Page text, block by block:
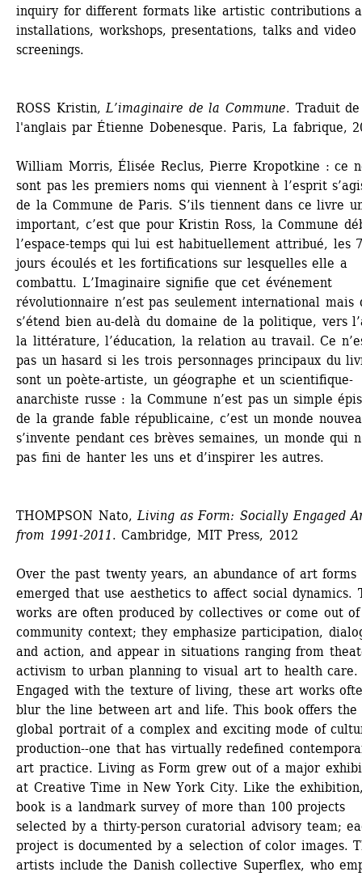
inquiry for different formats like artistic contributions
installations, workshops, presentations, talks and video
screenings.
ROSS Kristin, L’imaginaire de la Commune. Traduit de
l'anglais par Étienne Dobenesque. Paris, La fabrique,
William Morris, Élisée Reclus, Pierre Kropotkine : ce
sont pas les premiers noms qui viennent à l’esprit
de la Commune de Paris. S’ils tiennent dans ce livre
important, c’est que pour Kristin Ross, la Commune
l’espace-temps qui lui est habituellement attribué, les
jours écoulés et les fortifications sur lesquelles elle a
combattu. L’Imaginaire signifie que cet événement
révolutionnaire n’est pas seulement international mais
s’étend bien au-delà du domaine de la politique, vers
la littérature, l’éducation, la relation au travail. Ce
pas un hasard si les trois personnages principaux du
sont un poète-artiste, un géographe et un scientifique-
anarchiste russe : la Commune n’est pas un simple
de la grande fable républicaine, c’est un monde
s’invente pendant ces brèves semaines, un monde qui
pas fini de hanter les uns et d’inspirer les autres.
THOMPSON Nato, Living as Form: Socially Engaged
from 1991-2011. Cambridge, MIT Press, 2012
Over the past twenty years, an abundance of art forms
emerged that use aesthetics to affect social dynamics.
works are often produced by collectives or come out
community context; they emphasize participation,
and action, and appear in situations ranging from
activism to urban planning to visual art to health care.
Engaged with the texture of living, these art works
blur the line between art and life. This book offers
global portrait of a complex and exciting mode of
production--one that has virtually redefined
art practice. Living as Form grew out of a major
at Creative Time in New York City. Like the
book is a landmark survey of more than 100 projects
selected by a thirty-person curatorial advisory team;
project is documented by a selection of color images.
artists include the Danish collective Superflex, who